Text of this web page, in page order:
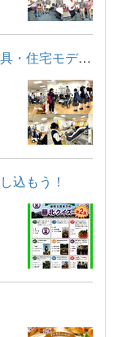
園芸福祉コースの生徒たちが「福祉用具・住宅モデルルーム見学」...
込もう！